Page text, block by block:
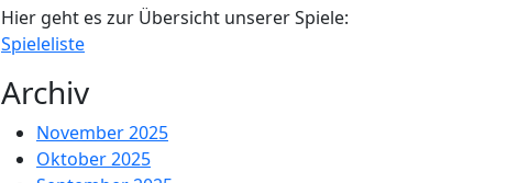
Hier geht es zur Übersicht unserer Spiele:
Spieleliste
Archiv
November 2025
Oktober 2025